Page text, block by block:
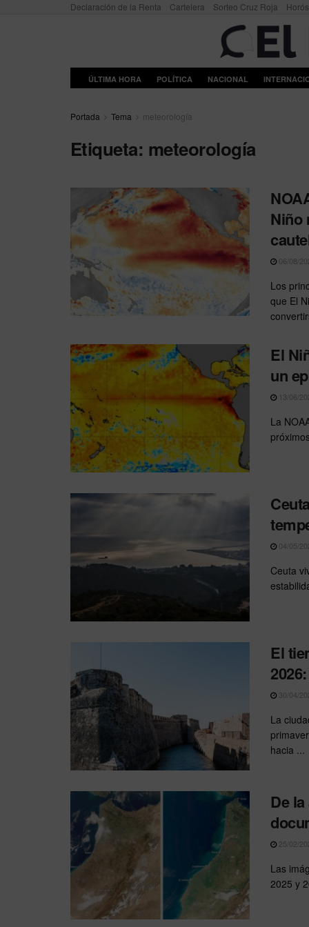
Declaración de la Renta Cartelera Sorteo Cruz Roja
ÚLTIMA HORA POLÍTICA NACIONAL
Portada Tema meteorología
Etiqueta: meteorología
Niño
06/08/
Los
que El
El
un
13/06/
La
04/05/
Ceuta
El
30/04/
La
hacia ...
De
25/02/
Las
2025 y